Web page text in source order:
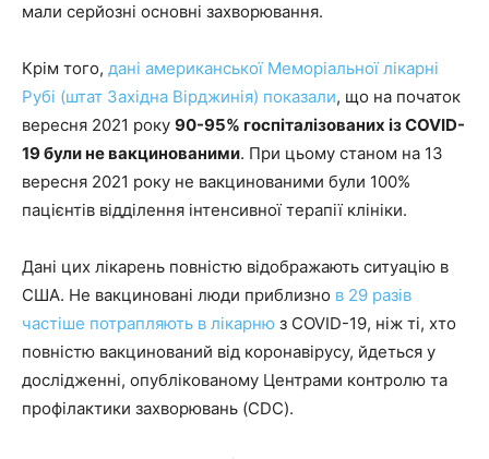
мали серйозні основні захворювання.
Крім того, дані американської Меморіальної лікарні
Рубі (штат Західна Вірджинія) показали, що на початок
вересня 2021 року 90-95% госпіталізованих із COVID-
19 були не вакцинованими. При цьому станом на 13
вересня 2021 року не вакцинованими були 100%
пацієнтів відділення інтенсивної терапії клініки.
Дані цих лікарень повністю відображають ситуацію в
США. Не вакциновані люди приблизно в 29 разів
частіше потрапляють в лікарню з COVID-19, ніж ті, хто
повністю вакцинований від коронавірусу, йдеться у
дослідженні, опублікованому Центрами контролю та
профілактики захворювань (CDC).